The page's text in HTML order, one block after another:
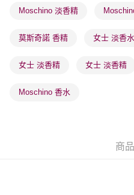
物流公司進行物流配送
取。逾期會取消訂單，並不會安排
取。逾期會取消訂單，並不會安
Moschino 淡香精
莫斯奇諾 香精 女士 淡香水
女士 淡香精 女士 淡香精
Moschino 香水
商